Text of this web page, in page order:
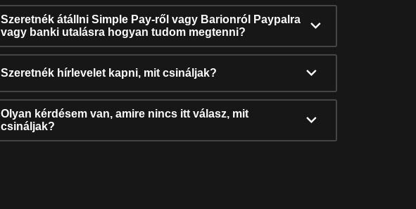
Szeretnék átállni Simple Pay-ről vagy Barionról Paypalra
vagy banki utalásra hogyan tudom megtenni?
Szeretnék hírlevelet kapni, mit csináljak?
Olyan kérdésem van, amire nincs itt válasz, mit
csináljak?